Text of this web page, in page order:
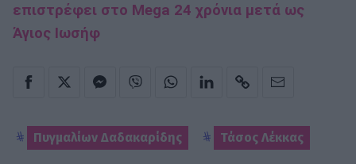
επιστρέφει στο Mega 24 χρόνια μετά ως
Άγιος Ιωσήφ
Πυγμαλίων Δαδακαρίδης Τάσος Λέκκας